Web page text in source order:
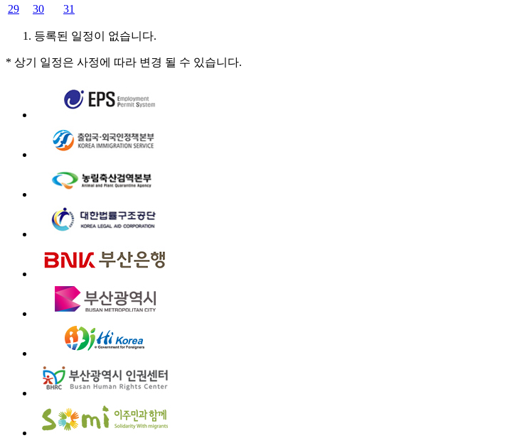
29
30 31
등록된 일정이 없습니다.
* 상기 일정은 사정에 따라 변경 될 수 있습니다.